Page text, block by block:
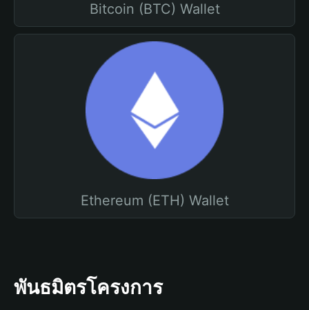
Bitcoin (BTC) Wallet
Ethereum (ETH) Wallet
พันธมิตรโครงการ